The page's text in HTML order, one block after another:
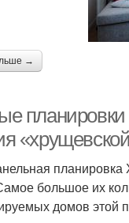
→
большое их
домов этой